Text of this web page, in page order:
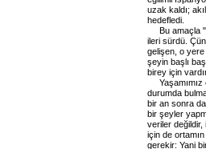
uzak kaldı;
hedefledi.
Bu amaçla
ileri sürdü.
gelişen, o yere
şeyin başlı
birey için
durumda
bir an sonra
bir şeyler
veriler değildir,
için de
gerekir: Yani